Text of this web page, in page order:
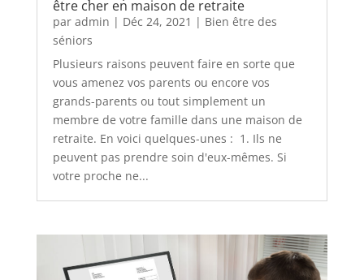
être cher en maison de retraite
par admin | Déc 24, 2021 | Bien être des
séniors
Plusieurs raisons peuvent faire en sorte que
vous amenez vos parents ou encore vos
grands-parents ou tout simplement un
membre de votre famille dans une maison de
retraite. En voici quelques-unes : 1. Ils ne
peuvent pas prendre soin d'eux-mêmes. Si
votre proche ne...